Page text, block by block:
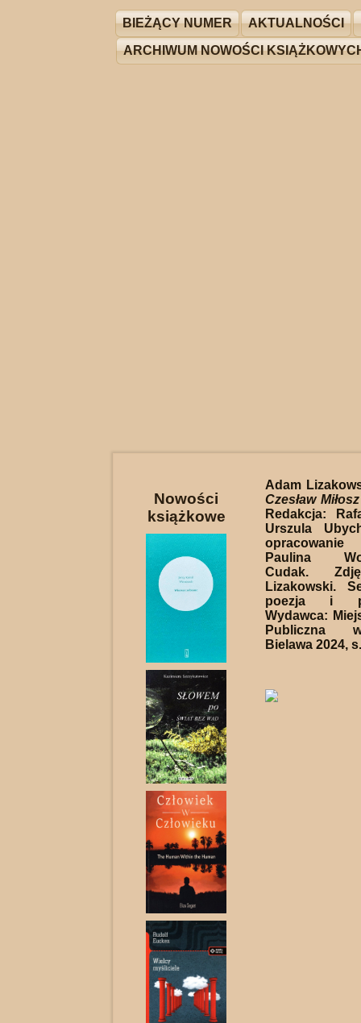
BIEŻĄCY NUMER AKTUALNOŚCI
ARCHIWUM NOWOŚCI
Nowości
książkowe
Adam
Czesław
Redakcja:
Urszula
Paulina
Cudak.
Lizakowski.
poezja i
Wydawca:
Publiczna
Bielawa 2024,